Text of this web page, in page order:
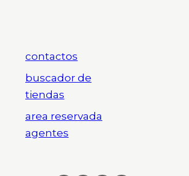
contactos
buscador de
tiendas
area reservada
agentes